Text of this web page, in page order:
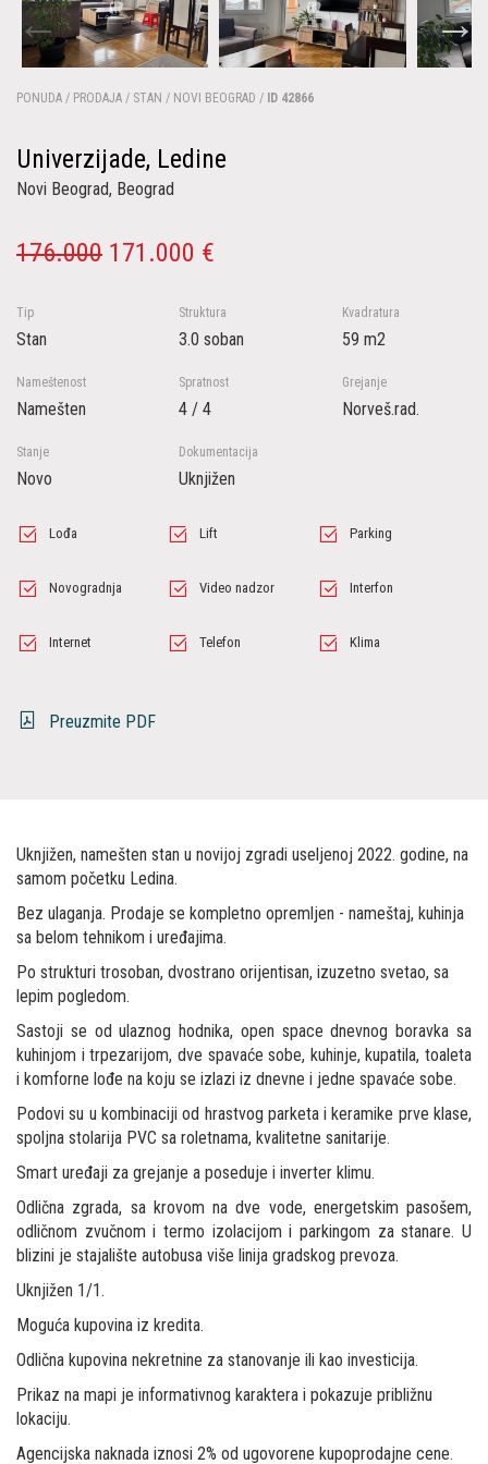
PONUDA / PRODAJA / STAN / NOVI BEOGRAD / ID 42866
Univerzijade, Ledine
Novi Beograd, Beograd
176.000 171.000 €
Tip
Stan
Struktura
3.0 soban
Kvadratura
59 m2
Nameštenost
Namešten
Spratnost
4 / 4
Grejanje
Norveš.rad.
Stanje
Novo
Dokumentacija
Uknjižen
Lođa Lift Parking
Novogradnja Video nadzor Interfon
Internet Telefon Klima
Preuzmite PDF
Uknjižen, namešten stan u novijoj zgradi useljenoj 2022. godine, na
samom početku Ledina.
Bez ulaganja. Prodaje se kompletno opremljen - nameštaj, kuhinja
sa belom tehnikom i uređajima.
Po strukturi trosoban, dvostrano orijentisan, izuzetno svetao, sa
lepim pogledom.
Sastoji se od ulaznog hodnika, open space dnevnog boravka sa
kuhinjom i trpezarijom, dve spavaće sobe, kuhinje, kupatila, toaleta
i komforne lođe na koju se izlazi iz dnevne i jedne spavaće sobe.
Podovi su u kombinaciji od hrastvog parketa i keramike prve klase,
spoljna stolarija PVC sa roletnama, kvalitetne sanitarije.
Smart uređaji za grejanje a poseduje i inverter klimu.
Odlična zgrada, sa krovom na dve vode, energetskim pasošem,
odličnom zvučnom i termo izolacijom i parkingom za stanare. U
blizini je stajalište autobusa više linija gradskog prevoza.
Uknjižen 1/1.
Moguća kupovina iz kredita.
Odlična kupovina nekretnine za stanovanje ili kao investicija.
Prikaz na mapi je informativnog karaktera i pokazuje približnu
lokaciju.
Agencijska naknada iznosi 2% od ugovorene kupoprodajne cene.